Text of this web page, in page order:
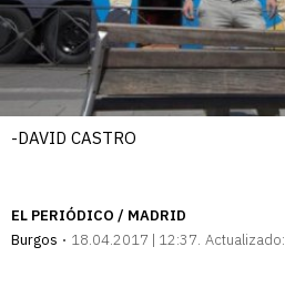
-DAVID CASTRO
EL PERIÓDICO / MADRID
Burgos
18.04.2017 | 12:37 Actualizado: